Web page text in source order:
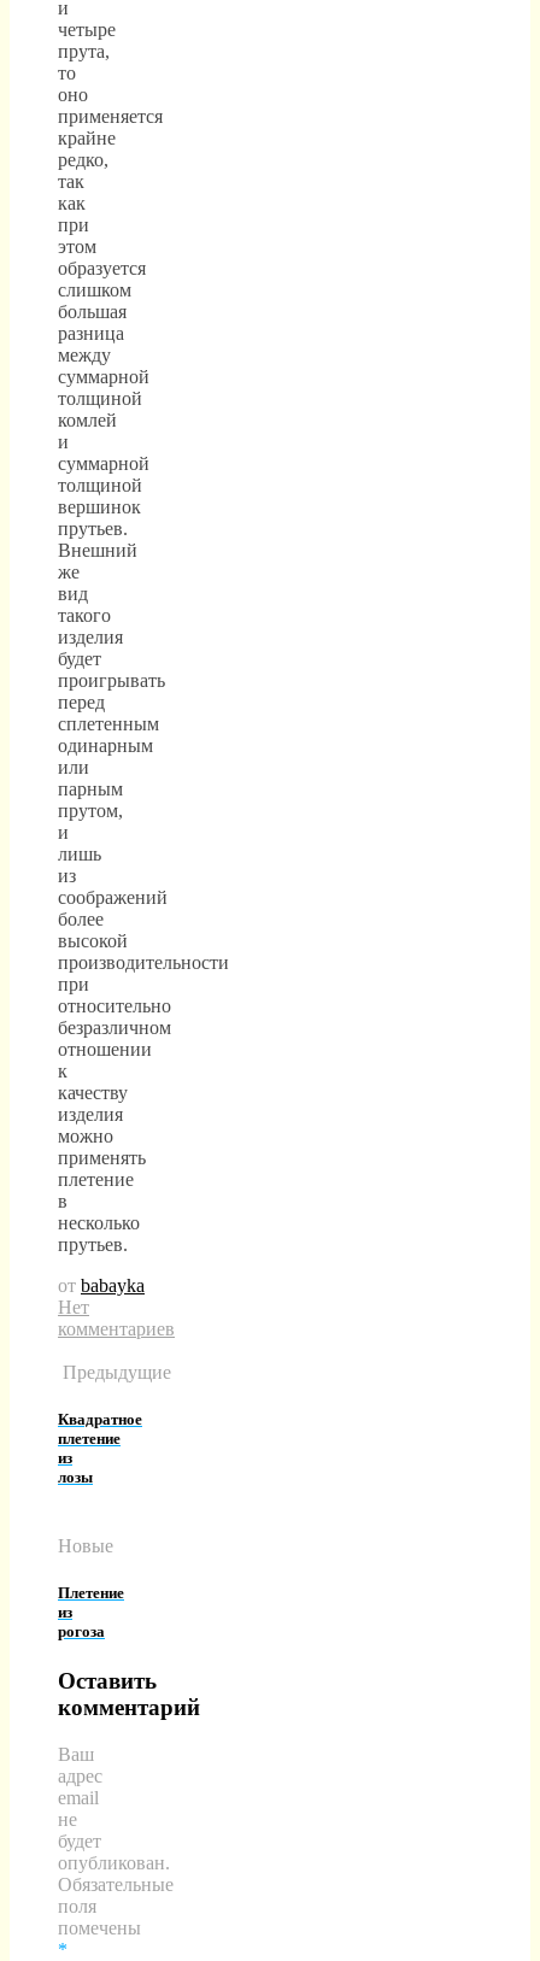
и
четыре
прута,
то
оно
применяется
крайне
редко,
так
как
при
этом
образуется
слишком
большая
разница
между
суммарной
толщиной
комлей
и
суммарной
толщиной
вершинок
прутьев.
Внешний
же
вид
такого
изделия
будет
проигрывать
перед
сплетенным
одинарным
или
парным
прутом,
и
лишь
из
соображений
более
высокой
производительности
при
относительно
безразличном
отношении
к
качеству
изделия
можно
применять
плетение
в
несколько
прутьев.
от babayka
Нет
комментариев
Предыдущие
Квадратное
плетение
из
лозы
Новые
Плетение
из
рогоза
Оставить
комментарий
Ваш
адрес
email
не
будет
опубликован.
Обязательные
поля
помечены
*